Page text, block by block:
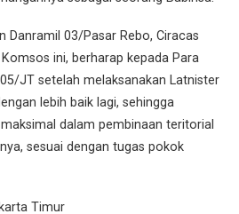
Danramil 03/Pasar Rebo, Ciracas
ini, berharap kepada Para
JT setelah melaksanakan Latnister
lebih baik lagi, sehingga
dalam pembinaan teritorial
sesuai dengan tugas pokok
Timur